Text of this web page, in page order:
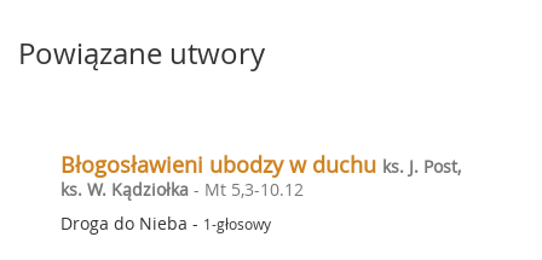
Powiązane utwory
Błogosławieni ubodzy w duchu ks. J. Post,
ks. W. Kądziołka - Mt 5,3-10.12
Droga do Nieba - 1-głosowy